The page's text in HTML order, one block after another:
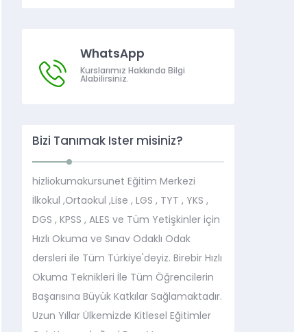
WhatsApp
Kurslarımız Hakkında Bilgi
Alabilirsiniz.
Bizi Tanımak İster misiniz?
hizliokumakursunet Eğitim Merkezi
İlkokul ,Ortaokul ,Lise , LGS , TYT , YKS ,
DGS , KPSS , ALES ve Tüm Yetişkinler için
Hızlı Okuma ve Sınav Odaklı Odak
dersleri ile Tüm Türkiye'deyiz. Birebir Hızlı
Okuma Teknikleri İle Tüm Öğrencilerin
Başarısına Büyük Katkılar Sağlamaktadır.
Uzun Yıllar Ülkemizde Kitlesel Eğitimler